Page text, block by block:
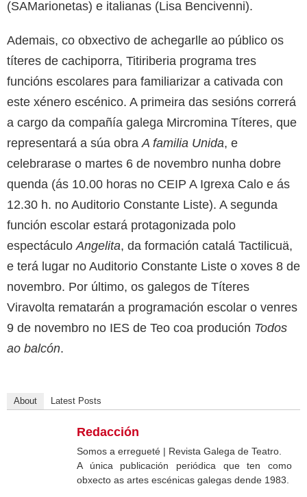
(SAMarionetas) e italianas (Lisa Bencivenni).
Ademais, co obxectivo de achegarlle ao público os
títeres de cachiporra, Titiriberia programa tres
funcións escolares para familiarizar a cativada con
este xénero escénico. A primeira das sesións correrá
a cargo da compañía galega Mircromina Títeres, que
representará a súa obraA familia Unida, e
celebrarase o martes 6 de novembro nunha dobre
quenda (ás 10.00 horas no CEIP A Igrexa Calo e ás
12.30 h. no Auditorio Constante Liste). A segunda
función escolar estará protagonizada polo
espectáculoAngelita, da formación catalá Tactilicuä,
e terá lugar no Auditorio Constante Liste o xoves 8 de
novembro. Por último, os galegos de Títeres
Viravolta rematarán a programación escolar o venres
9 de novembro no IES de Teo coa produción Todos
ao balcón.
About Latest Posts
Redacción
Somos a erregueté | Revista Galega de Teatro.
A única publicación periódica que ten como
obxecto as artes escénicas galegas dende 1983.